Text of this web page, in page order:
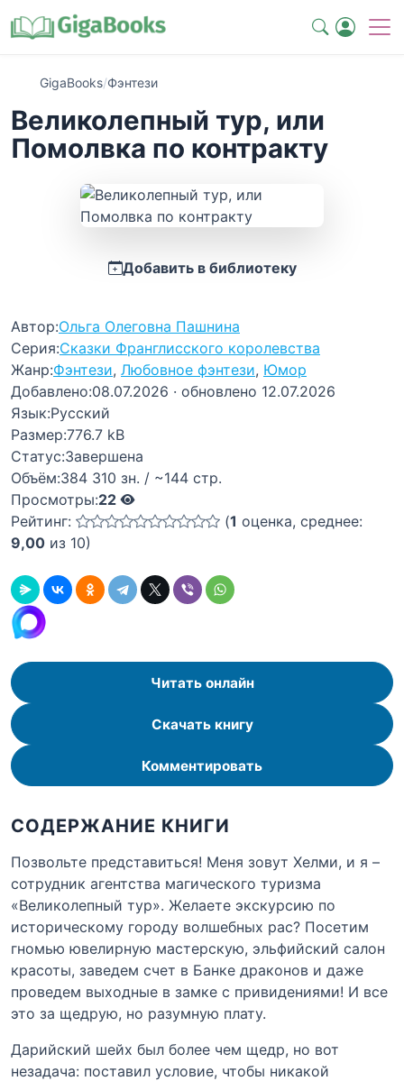
GigaBooks/Фэнтези
Великолепный тур, или
Помолвка по контракту
Добавить в библиотеку
Автор:Ольга Олеговна Пашнина
Серия:Сказки Франглисского королевства
Жанр:Фэнтези, Любовное фэнтези, Юмор
Добавлено:08.07.2026 · обновлено 12.07.2026
Язык:Русский
Размер:776.7 kB
Статус:Завершена
Объём:384 310 зн. / ~144 стр.
Просмотры:22
Рейтинг:
(1 оценка, среднее:
9,00 из 10)
Читать онлайн
Скачать книгу
Комментировать
СОДЕРЖАНИЕ КНИГИ
Позвольте представиться! Меня зовут Хелми, и я –
сотрудник агентства магического туризма
«Великолепный тур». Желаете экскурсию по
историческому городу волшебных рас? Посетим
гномью ювелирную мастерскую, эльфийский салон
красоты, заведем счет в Банке драконов и даже
проведем выходные в замке с привидениями! И все
это за щедрую, но разумную плату.
Дарийский шейх был более чем щедр, но вот
незадача: поставил условие, чтобы никакой